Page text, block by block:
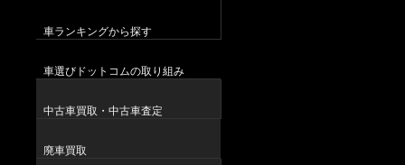
車ランキングから探す
車選びドットコムの取り組み
中古車買取・中古車査定
廃車買取